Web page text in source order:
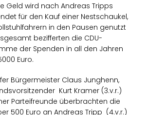
Geld wird nach Andreas Tripps
für den Kauf einer Nestschaukel,
in den Pausen genutzt
bezifferten die CDU-
der Spenden in all den Jahren
Euro.
Bürgermeister Claus Junghenn,
Kurt Kramer (3.v.r.)
Parteifreunde überbrachten die
500 Euro an Andreas Tripp (4.v.r.)